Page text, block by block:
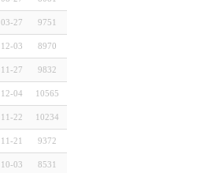
03-27 9751
12-03 8970
11-27 9832
12-04 10565
11-22 10234
11-21 9372
10-03 8531